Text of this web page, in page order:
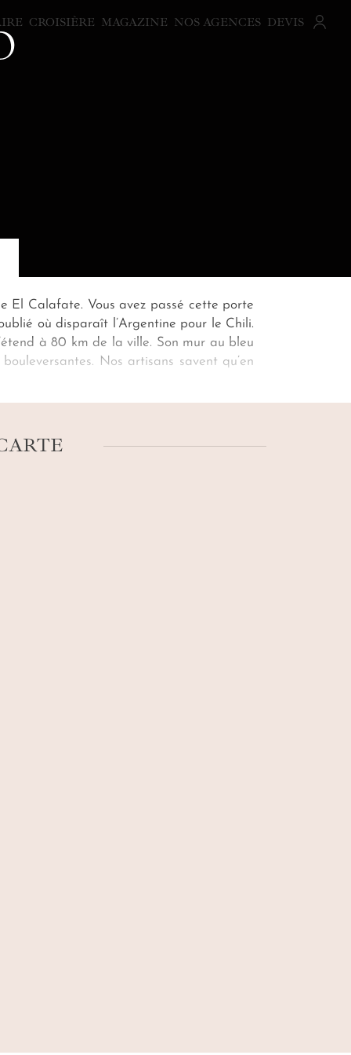
CROISIÈRE MAGAZINE NOS AGENCES DEVIS
El Calafate. Vous avez passé cette porte
où disparaît l’Argentine pour le Chili.
à 80 km de la ville. Son mur au bleu
Nos artisans savent qu’en